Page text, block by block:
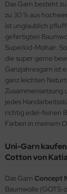
Das Garn besteht
zu 30 % aus
ist unglaublich
gefertigten
Superkid-Mohair.
die super gerne
Ganzjahresgarn ist
ganz leichten
Zusammensetzung
jedes
richtig edel-feinen
Farben in meinem
Uni-Garn
Cotton von Katia
Das Garn Concept
Baumwolle (GOTS-